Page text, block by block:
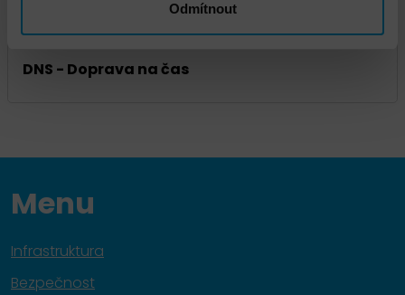
Odmítnout
DNS - Doprava na čas
Menu
Infrastruktura
Bezpečnost